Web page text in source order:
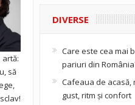
să
DIVERSE
Care este cea mai
pariuri din
Cafeaua de
gust, ritm și confort